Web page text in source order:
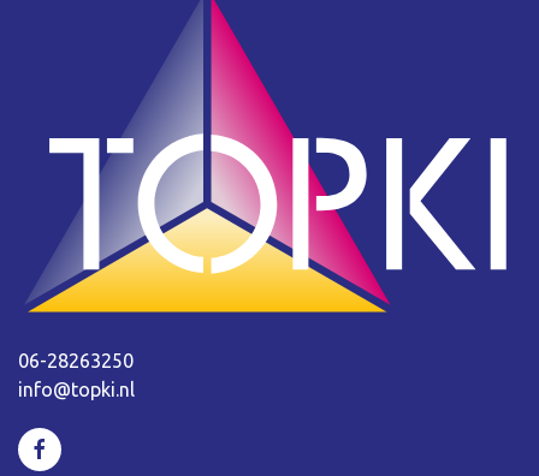
06-28263250
info@topki.nl